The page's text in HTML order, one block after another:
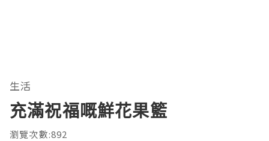
生活
充滿祝福嘅鮮花果籃
瀏覽次數:892